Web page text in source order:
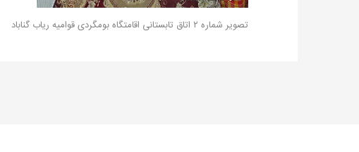
تصویر شماره ۲ اتاق تابستانی اقامتگاه بومگردی قوامیه ریاب گناباد